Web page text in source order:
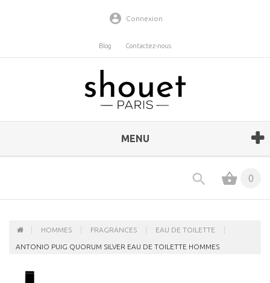
Connexion
Blog Contactez-nous
MENU
0
HOMMES FRAGRANCES EAU DE TOILETTE
ANTONIO PUIG QUORUM SILVER EAU DE TOILETTE HOMMES